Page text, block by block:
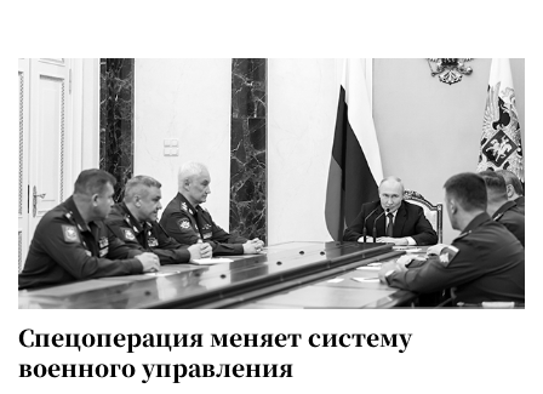
Спецоперация меняет систему
военного управления